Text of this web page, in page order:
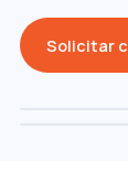
Solicitar